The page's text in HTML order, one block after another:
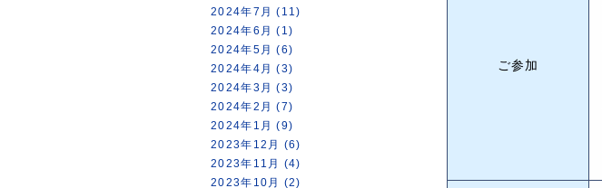
2024年7月 (11)
2024年6月 (1)
2024年5月 (6)
2024年4月 (3)
2024年3月 (3)
2024年2月 (7)
2024年1月 (9)
2023年12月 (6)
2023年11月 (4)
2023年10月 (2)
ご参加